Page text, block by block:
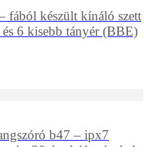
fából készült kínáló szett
6 kisebb tányér (BBE)
b47 – ipx7